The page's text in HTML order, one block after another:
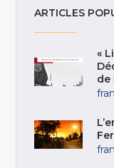
ARTICLES
«
de